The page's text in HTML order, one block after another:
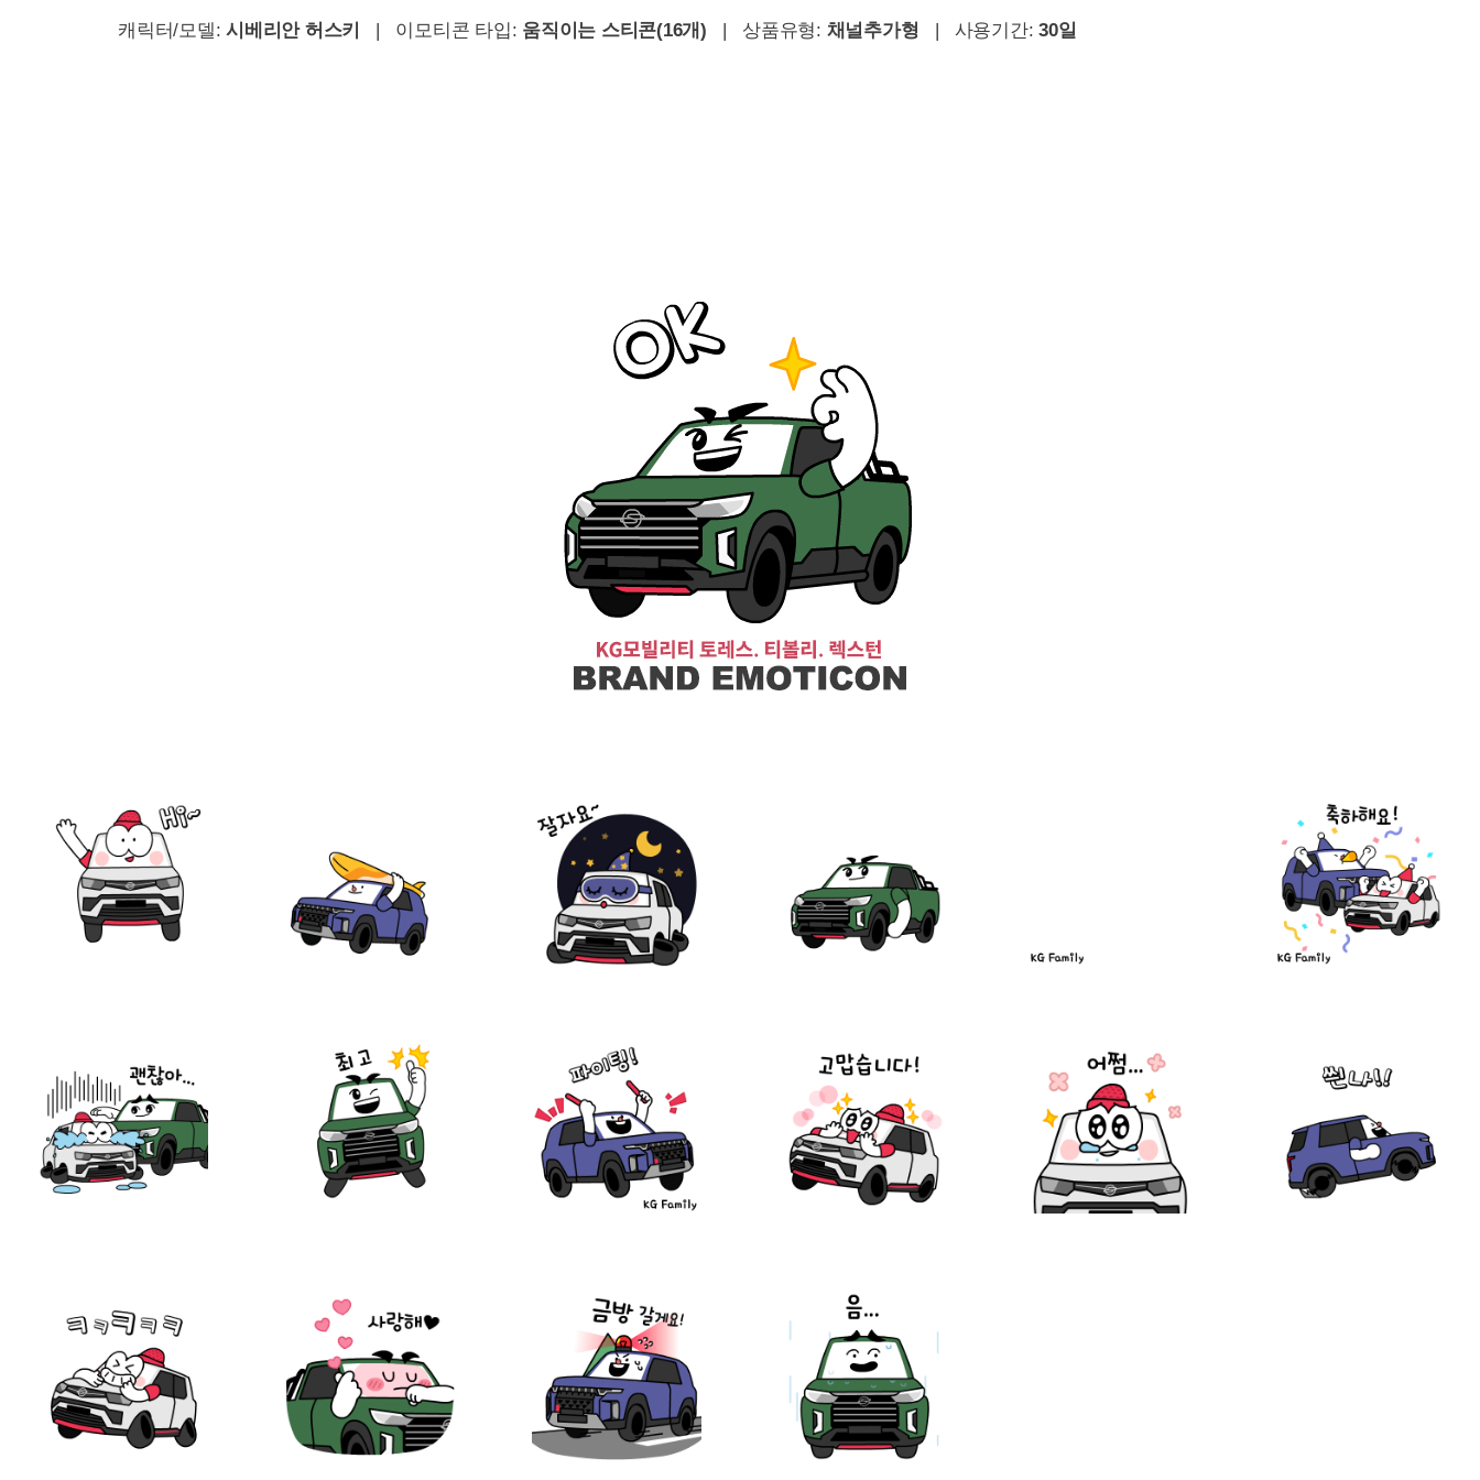
캐릭터/모델: 시베리안 허스키 | 이모티콘 타입: 움직이는 스티콘(16개) | 상품유형: 채널추가형 | 사용기간: 30일